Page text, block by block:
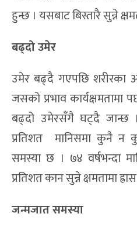
हुन्छ । यसबाट बिस्तारै सुन्ने
बढ्दो उमेर
उमेर बढ्दै गएपछि शरीरका
जसको प्रभाव कार्यक्षमतामा
बढ्दो उमेरसँगै घट्दै जान्छ ।
प्रतिशत मानिसमा कुनै न
समस्या छ । ७४ वर्षभन्दा
प्रतिशत कान सुन्ने क्षमतामा
जन्मजात समस्या